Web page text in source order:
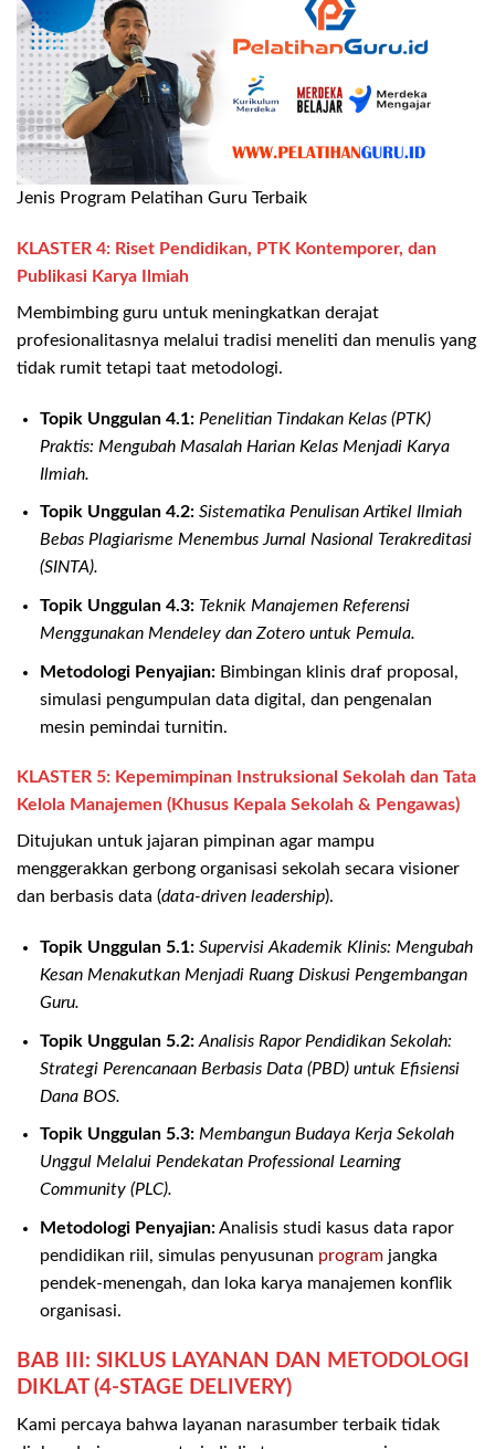
Jenis Program Pelatihan Guru Terbaik
KLASTER 4: Riset Pendidikan, PTK Kontemporer, dan
Publikasi Karya Ilmiah
Membimbing guru untuk meningkatkan derajat
profesionalitasnya melalui tradisi meneliti dan menulis yang
tidak rumit tetapi taat metodologi.
Topik Unggulan 4.1: Penelitian Tindakan Kelas (PTK)
Praktis: Mengubah Masalah Harian Kelas Menjadi Karya
Ilmiah.
Topik Unggulan 4.2: Sistematika Penulisan Artikel Ilmiah
Bebas Plagiarisme Menembus Jurnal Nasional Terakreditasi
(SINTA).
Topik Unggulan 4.3: Teknik Manajemen Referensi
Menggunakan Mendeley dan Zotero untuk Pemula.
Metodologi Penyajian:Bimbingan klinis draf proposal,
simulasi pengumpulan data digital, dan pengenalan
mesin pemindai turnitin.
KLASTER 5: Kepemimpinan Instruksional Sekolah dan Tata
Kelola Manajemen (Khusus Kepala Sekolah & Pengawas)
Ditujukan untuk jajaran pimpinan agar mampu
menggerakkan gerbong organisasi sekolah secara visioner
dan berbasis data (data-driven leadership).
Topik Unggulan 5.1: Supervisi Akademik Klinis: Mengubah
Kesan Menakutkan Menjadi Ruang Diskusi Pengembangan
Guru.
Topik Unggulan 5.2: Analisis Rapor Pendidikan Sekolah:
Strategi Perencanaan Berbasis Data (PBD) untuk Efisiensi
Dana BOS.
Topik Unggulan 5.3: Membangun Budaya Kerja Sekolah
Unggul Melalui Pendekatan Professional Learning
Community (PLC).
Metodologi Penyajian:Analisis studi kasus data rapor
pendidikan riil, simulas penyusunan programjangka
pendek-menengah, dan loka karya manajemen konflik
organisasi.
BAB III: SIKLUS LAYANAN DAN METODOLOGI
DIKLAT (4-STAGE DELIVERY)
Kami percaya bahwa layanan narasumber terbaik tidak